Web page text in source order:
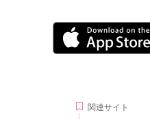
関連サイト